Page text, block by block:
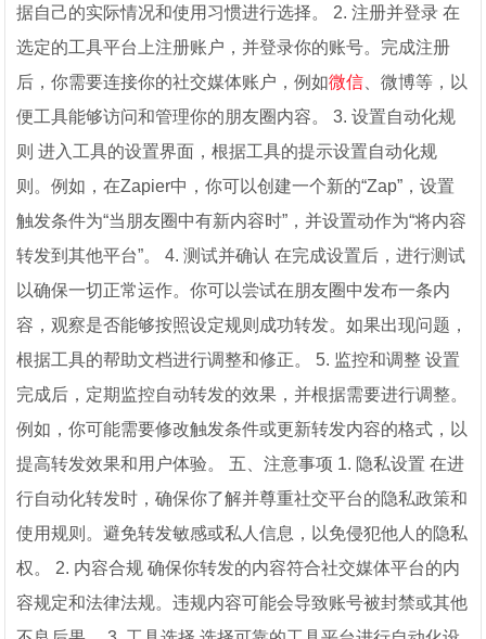
据自己的实际情况和使用习惯进行选择。 2. 注册并登录 在
选定的工具平台上注册账户，并登录你的账号。完成注册
后，你需要连接你的社交媒体账户，例如微信 、微博等，以
便工具能够访问和管理你的朋友圈内容。 3. 设置自动化规
则 进入工具的设置界面，根据工具的提示设置自动化规
则。例如，在Zapier中，你可以创建一个新的“Zap”，设置
触发条件为“当朋友圈中有新内容时”，并设置动作为“将内容
转发到其他平台”。 4. 测试并确认 在完成设置后，进行测试
以确保一切正常运作。你可以尝试在朋友圈中发布一条内
容，观察是否能够按照设定规则成功转发。如果出现问题，
根据工具的帮助文档进行调整和修正。 5. 监控和调整 设置
完成后，定期监控自动转发的效果，并根据需要进行调整。
例如，你可能需要修改触发条件或更新转发内容的格式，以
提高转发效果和用户体验。 五、注意事项 1. 隐私设置 在进
行自动化转发时，确保你了解并尊重社交平台的隐私政策和
使用规则。避免转发敏感或私人信息，以免侵犯他人的隐私
权。 2. 内容合规 确保你转发的内容符合社交媒体平台的内
容规定和法律法规。违规内容可能会导致账号被封禁或其他